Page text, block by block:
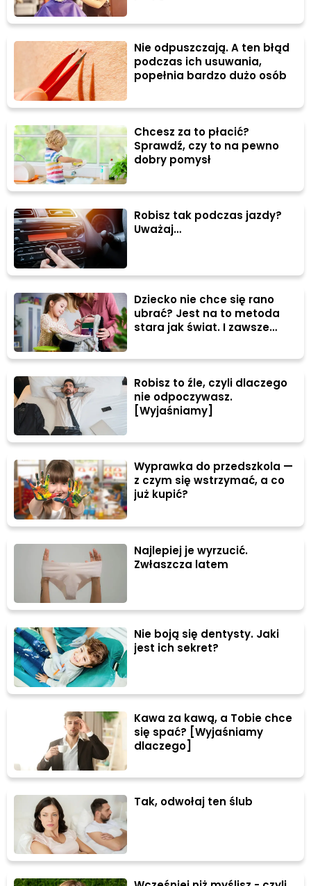
Nie odpuszczają. A ten błąd
podczas ich usuwania,
popełnia bardzo dużo osób
Chcesz za to płacić?
Sprawdź, czy to na pewno
dobry pomysł
Robisz tak podczas jazdy?
Uważaj…
Dziecko nie chce się rano
ubrać? Jest na to metoda
stara jak świat. I zawsze
Robisz to źle, czyli dlaczego
nie odpoczywasz.
[Wyjaśniamy]
Wyprawka do przedszkola —
z czym się wstrzymać, a co
już kupić?
Najlepiej je wyrzucić.
Zwłaszcza latem
Nie boją się dentysty. Jaki
jest ich sekret?
Kawa za kawą, a Tobie chce
się spać? [Wyjaśniamy
dlaczego]
Tak, odwołaj ten ślub